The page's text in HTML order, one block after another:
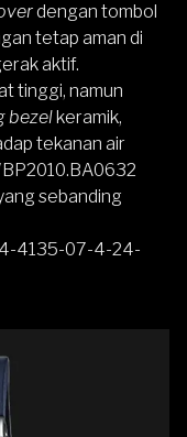
dengan tombol
tetap aman di
aktif.
tinggi, namun
bezel keramik,
tekanan air
sebanding
4135-07-4-24-